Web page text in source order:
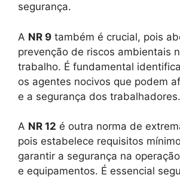
segurança.
A NR 9 também é crucial, pois
prevenção de riscos ambientais
trabalho. É fundamental
os agentes nocivos que podem
e a segurança dos trabalhadores.
A NR 12 é outra norma de
pois estabelece requisitos
garantir a segurança na
e equipamentos. É essencial